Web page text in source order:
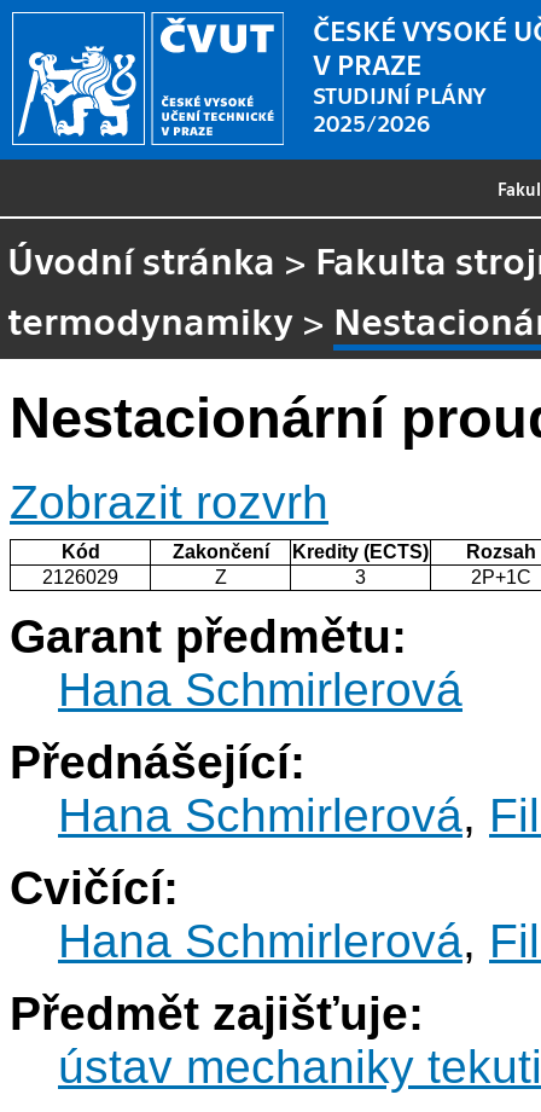
ČESKÉ VYSOKÉ
V PRAZE
STUDIJNÍ PLÁNY
2025/2026
Úvodní stránka > Fakulta
termodynamiky >
Nestacionární
Zobrazit rozvrh
Kód Zakončení Kredity (ECTS)
Rozsah
2126029
Z 3 2P+1C
Garant předmětu:
Hana Schmirlerová
Přednášející:
Hana Schmirlerová,
Cvičící:
Hana Schmirlerová,
Předmět zajišťuje:
ústav mechaniky